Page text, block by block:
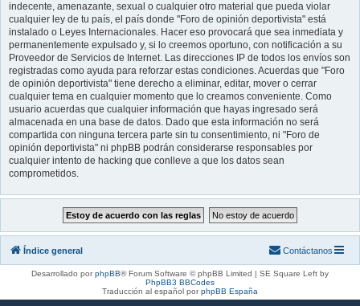
indecente, amenazante, sexual o cualquier otro material que pueda violar
cualquier ley de tu país, el país donde "Foro de opinión deportivista" está
instalado o Leyes Internacionales. Hacer eso provocará que sea inmediata y
permanentemente expulsado y, si lo creemos oportuno, con notificación a su
Proveedor de Servicios de Internet. Las direcciones IP de todos los envíos son
registradas como ayuda para reforzar estas condiciones. Acuerdas que "Foro
de opinión deportivista" tiene derecho a eliminar, editar, mover o cerrar
cualquier tema en cualquier momento que lo creamos conveniente. Como
usuario acuerdas que cualquier información que hayas ingresado será
almacenada en una base de datos. Dado que esta información no será
compartida con ninguna tercera parte sin tu consentimiento, ni "Foro de
opinión deportivista" ni phpBB podrán considerarse responsables por
cualquier intento de hacking que conlleve a que los datos sean
comprometidos.
Índice general Contáctanos
Desarrollado porphpBB® Forum Software © phpBB Limited | SE Square Left by
PhpBB3 BBCodes
Traducción al español porphpBB España